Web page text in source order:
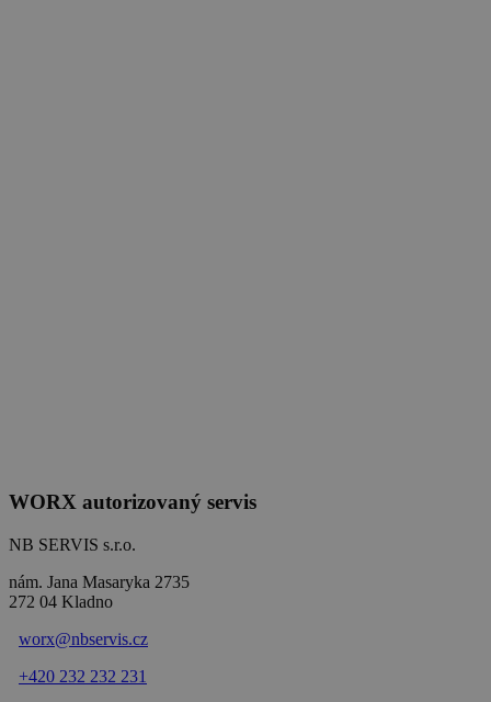
WORX autorizovaný servis
NB SERVIS s.r.o.
nám. Jana Masaryka 2735
272 04 Kladno
worx@nbservis.cz
+420 232 232 231